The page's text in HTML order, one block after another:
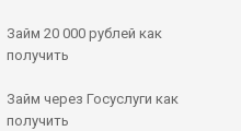
Займ 20 000 рублей как
получить
Займ через Госуслуги как
получить